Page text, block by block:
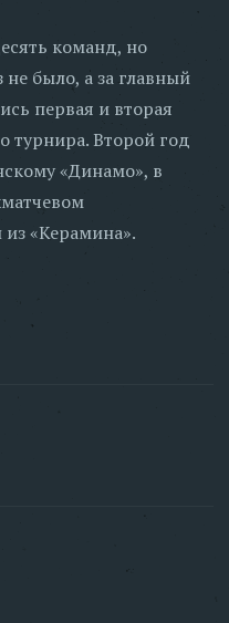
команд, но
было, а за главный
первая и вторая
турнира. Второй год
«Динамо», в
«Керамина».